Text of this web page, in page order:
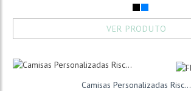
VER PRODUTO
Camisas Personalizadas Risc...